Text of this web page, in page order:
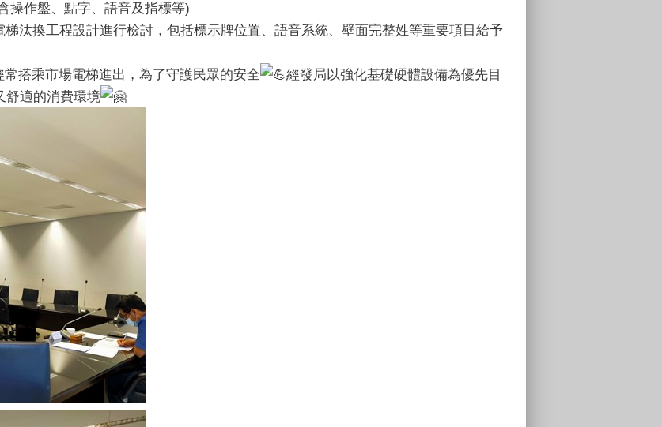
操作盤、點字、語音及指標等)
汰換工程設計進行檢討，包括標示牌位置、語音系統、壁面完整姓等重要項目給予
搭乘市場電梯進出，為了守護民眾的安全
經發局以強化基礎硬體設備為優先目
舒適的消費環境